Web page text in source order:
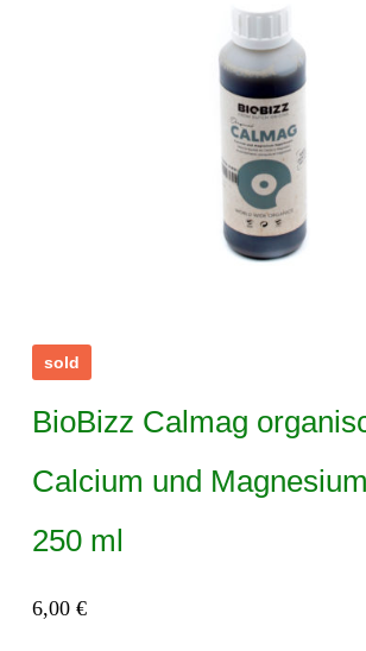
sold
BioBizz Calmag
Calcium und
250 ml
6,00 €